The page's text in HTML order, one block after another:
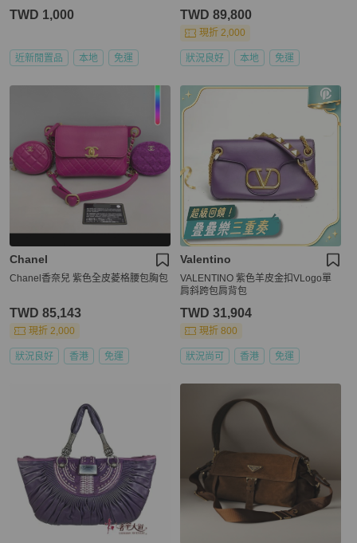
TWD 1,000
近新閒置品 本地 免運
TWD 89,800
現折 2,000
狀況良好 本地 免運
Chanel
Chanel香奈兒 紫色全皮菱格腰包胸包
TWD 85,143
現折 2,000
狀況良好 香港 免運
Valentino
VALENTINO 紫色羊皮金扣VLogo單
肩斜跨包肩背包
TWD 31,904
現折 800
狀況尚可 香港 免運